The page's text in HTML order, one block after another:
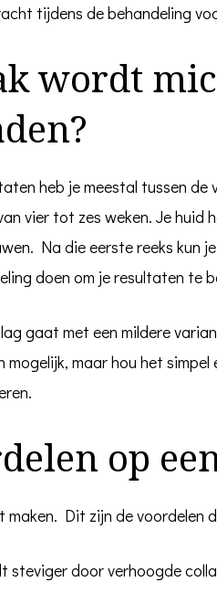
tijdens de behandeling
wordt
heb je meestal tussen de
vier tot zes weken. Je huid
Na die eerste reeks kun
doen om je resultaten te
gaat met een mildere
mogelijk, maar hou het
op
Dit zijn de voordelen
steviger door verhoogde